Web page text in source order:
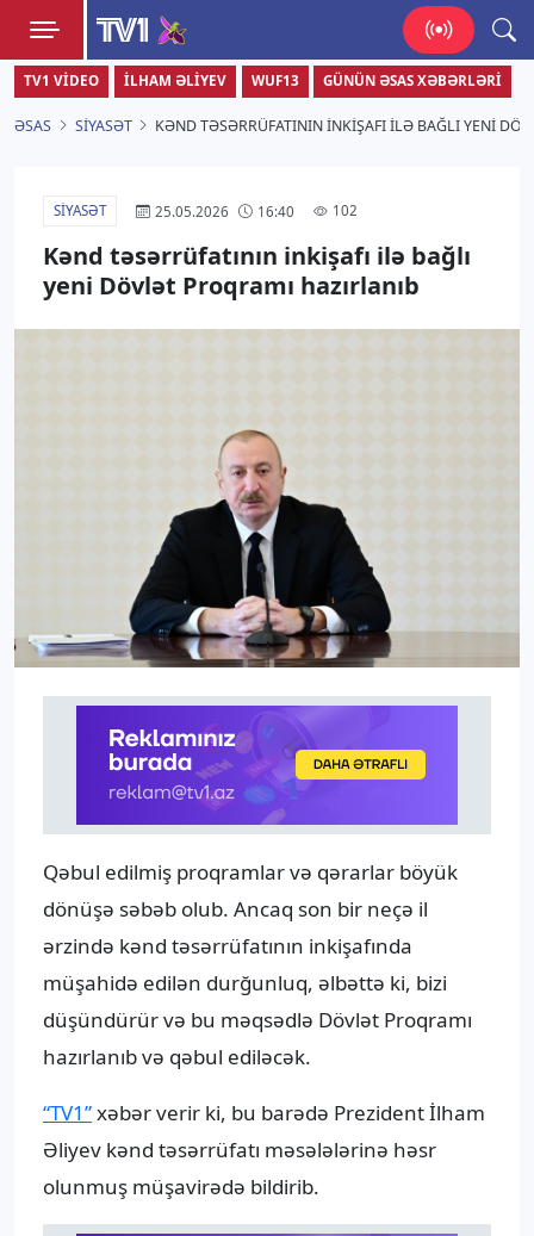
TV1
Zamanı bizimlə yaşa!
TV1 VIDEO İLHAM ƏLIYEV WUF13 GÜNÜN ƏSAS XƏBƏRLƏRI
ƏSAS SIYASƏT KƏND TƏSƏRRÜFATININ INKIŞAFI ILƏ BAĞLI YENI
SIYASƏT 25.05.2026 16:40 102
Kənd təsərrüfatının inkişafı ilə bağlı
yeni Dövlət Proqramı hazırlanıb
Qəbul edilmiş proqramlar və qərarlar böyük
dönüşə səbəb olub. Ancaq son bir neçə il
ərzində kənd təsərrüfatının inkişafında
müşahidə edilən durğunluq, əlbəttə ki, bizi
düşündürür və bu məqsədlə Dövlət Proqramı
hazırlanıb və qəbul ediləcək.
“TV1”xəbər verir ki, bu barədə Prezident İlham
Əliyev kənd təsərrüfatı məsələlərinə həsr
olunmuş müşavirədə bildirib.